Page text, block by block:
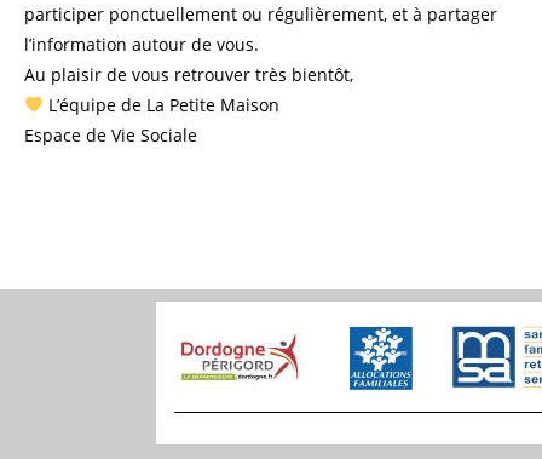
participer ponctuellement ou régulièrement, et à partager
l’information autour de vous.
Au plaisir de vous retrouver très bientôt,
L’équipe de La Petite Maison
Espace de Vie Sociale